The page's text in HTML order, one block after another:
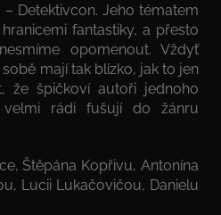
Detektivcon. Jeho tématem
fantastiky, a přesto
opomenout. Vždyť
mají tak blízko, jak to jen
že špičkoví autoři jednoho
rádi fušují do žánru
Štěpána Kopřivu, Antonína
Lucii Lukačovičou, Danielu